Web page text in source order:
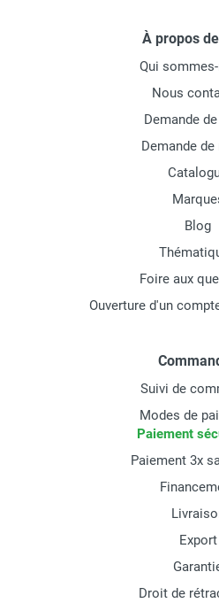
À propos
Qui
Nous
Demande
Demande de
Blog
Foire aux
Ouverture d'un
Suivi de
Modes de
Paiement
Paiement 3x
Export
Droit de